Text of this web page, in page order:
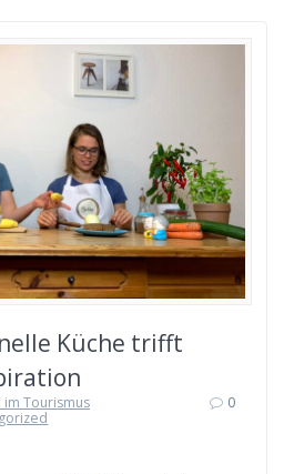
Küche trifft
Tourismus
0